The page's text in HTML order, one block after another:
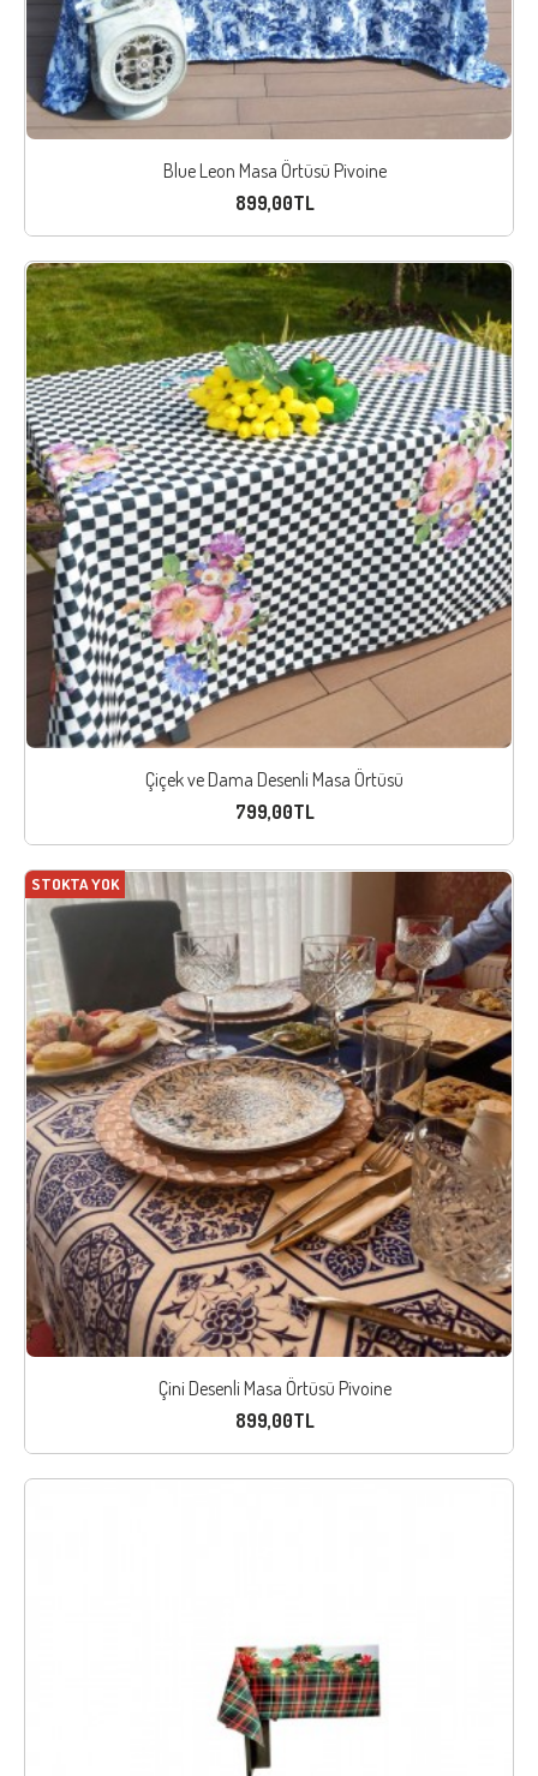
Blue Leon Masa Örtüsü Pivoine
899,00TL
Çiçek ve Dama Desenli Masa Örtüsü
799,00TL
STOKTA YOK
Çini Desenli Masa Örtüsü Pivoine
899,00TL